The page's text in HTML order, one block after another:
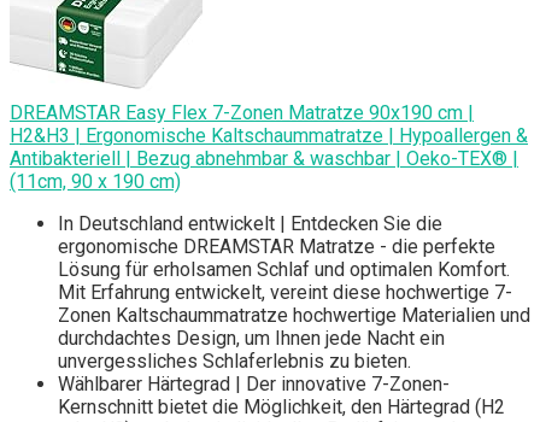
DREAMSTAR Easy Flex 7-Zonen Matratze 90x190 cm |
H2&H3 | Ergonomische Kaltschaummatratze | Hypoallergen &
Antibakteriell | Bezug abnehmbar & waschbar | Oeko-TEX® |
(11cm, 90 x 190 cm)
In Deutschland entwickelt | Entdecken Sie die
ergonomische DREAMSTAR Matratze - die perfekte
Lösung für erholsamen Schlaf und optimalen Komfort.
Mit Erfahrung entwickelt, vereint diese hochwertige 7-
Zonen Kaltschaummatratze hochwertige Materialien und
durchdachtes Design, um Ihnen jede Nacht ein
unvergessliches Schlaferlebnis zu bieten.
Wählbarer Härtegrad | Der innovative 7-Zonen-
Kernschnitt bietet die Möglichkeit, den Härtegrad (H2